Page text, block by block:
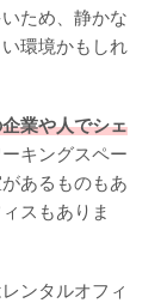
ため、静かな
環境かもしれ
業や人でシェ
キングスペー
あるものもあ
スもありま
ンタルオフィ